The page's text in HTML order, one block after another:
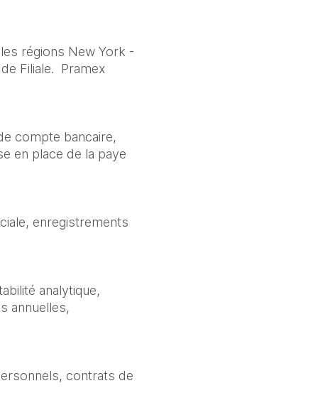
régions New York -
Filiale. Pramex
compte bancaire,
en place de la paye
enregistrements
analytique,
annuelles,
contrats de